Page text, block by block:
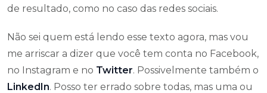
de resultado, como no caso das redes sociais.
Não sei quem está lendo esse texto agora, mas vou
me arriscar a dizer que você tem conta no Facebook,
no Instagram e no Twitter. Possivelmente também o
LinkedIn. Posso ter errado sobre todas, mas uma ou